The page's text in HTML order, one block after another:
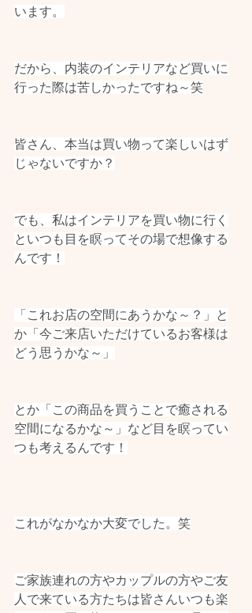
います。
だから、内装のインテリアなど買いに
行った際は苦しかったですね～笑
皆さん、本当は買い物って楽しいはず
じゃないですか？
でも、私はインテリアを買い物に行く
といつも目を瞑ってその場で想像する
んです！
「これお店の空間にあうかな～？」と
か「今ご来店いただけているお客様は
どう思うかな～」
とか「この商品を買うことで癒される
空間になるかな～」など目を瞑ってい
つも考えるんです！
これがなかなか大変でした。笑
ご家族連れの方やカップルの方やご友
人で来ている方たちは皆さんいつも楽